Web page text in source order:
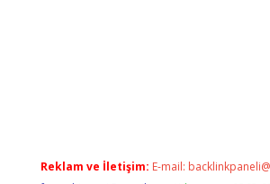
Reklam ve İletişim: E-mail: